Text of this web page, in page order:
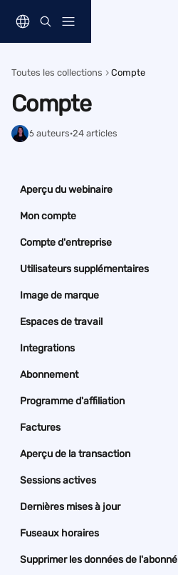
Toutes les collections Compte
Compte
6 auteurs·24 articles
Aperçu du webinaire
Mon compte
Compte d'entreprise
Utilisateurs supplémentaires
Image de marque
Espaces de travail
Integrations
Abonnement
Programme d'affiliation
Factures
Aperçu de la transaction
Sessions actives
Dernières mises à jour
Fuseaux horaires
Supprimer les données de l'abonné